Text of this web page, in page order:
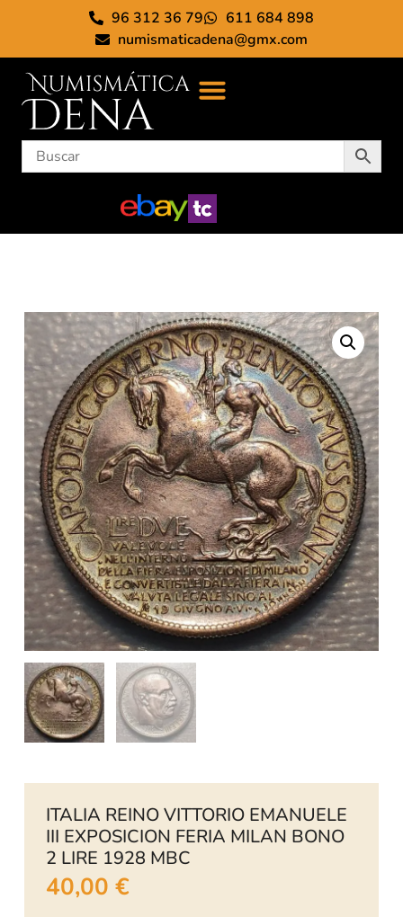
96 312 36 79
611 684 898
numismaticadena@gmx.com
ITALIA REINO VITTORIO EMANUELE
III EXPOSICION FERIA MILAN BONO
2 LIRE 1928 MBC
40,00 €